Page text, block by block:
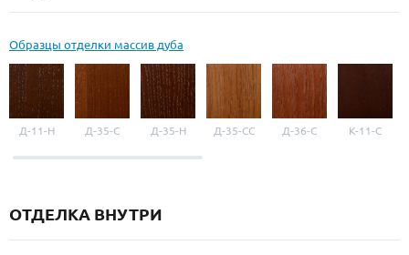
Образцы отделки массив дуба
Д-11-Н Д-35-С Д-35-Н Д-35-СС Д-36-С К-11-С
ОТДЕЛКА ВНУТРИ